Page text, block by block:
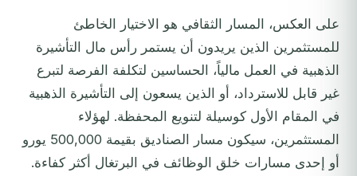
على العكس، المسار الثقافي هو الاختيار الخاطئ
للمستثمرين الذين يريدون أن يستمر رأس مال التأشيرة
الذهبية في العمل مالياً، الحساسين لتكلفة الفرصة لتبرع
غير قابل للاسترداد، أو الذين يسعون إلى التأشيرة الذهبية
في المقام الأول كوسيلة لتنويع المحفظة. لهؤلاء
المستثمرين، سيكون مسار الصناديق بقيمة 500,000 يورو
أو إحدى مسارات خلق الوظائف في البرتغال أكثر كفاءة.